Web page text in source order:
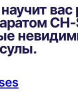
вас
CH-